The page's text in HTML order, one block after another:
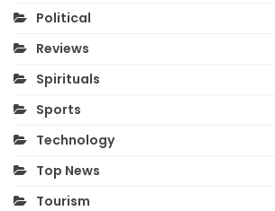
Political
Reviews
Spirituals
Sports
Technology
Top News
Tourism